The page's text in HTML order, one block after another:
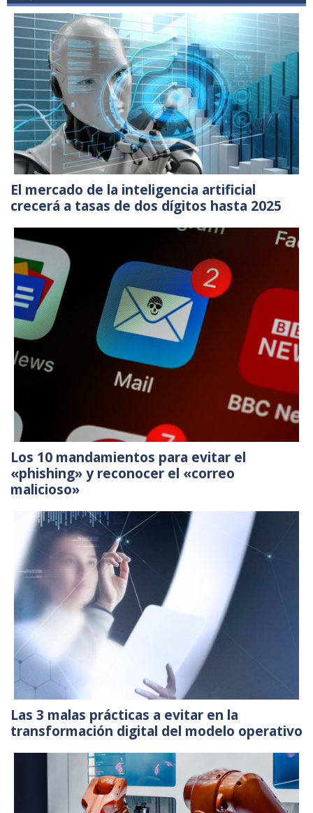
El mercado de la inteligencia artificial
crecerá a tasas de dos dígitos hasta 2025
Los 10 mandamientos para evitar el
«phishing» y reconocer el «correo
malicioso»
Las 3 malas prácticas a evitar en la
transformación digital del modelo operativo